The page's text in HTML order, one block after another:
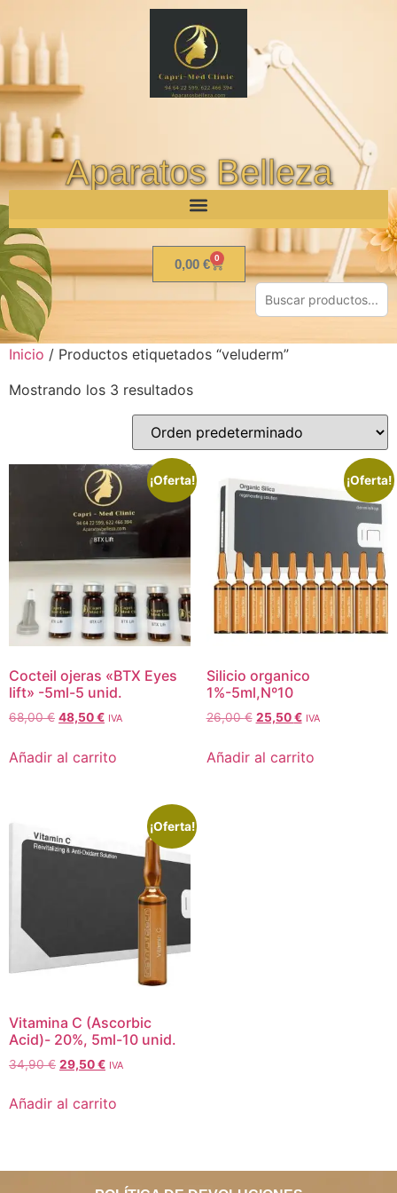
Aparatos Belleza
0,00 € 0
Inicio / Productos etiquetados “veluderm”
Mostrando los 3 resultados
¡Oferta!
Cocteil ojeras «BTX Eyes
lift» -5ml-5 unid.
68,00€ 48,50€ IVA
Añadir al carrito
¡Oferta!
Silicio organico
1%-5ml,Nº10
26,00€ 25,50€ IVA
Añadir al carrito
¡Oferta!
Vitamina C (Ascorbic
Acid)- 20%, 5ml-10 unid.
34,90€ 29,50€ IVA
Añadir al carrito